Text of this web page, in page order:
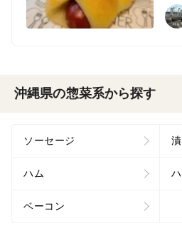
沖縄県の惣菜系から探す
ソーセージ
ハム
ベーコン